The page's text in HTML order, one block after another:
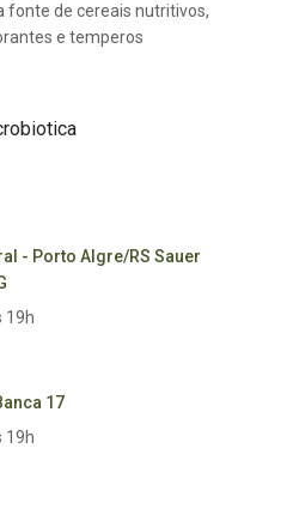
fonte de cereais nutritivos,
e temperos
- Porto Algre/RS Sauer
19h
17
19h